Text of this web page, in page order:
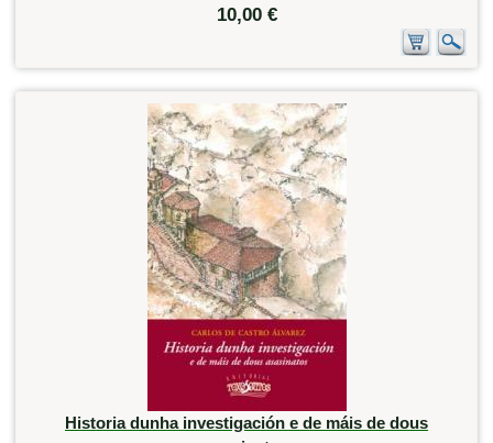
10,00 €
Historia dunha investigación e de máis de dous